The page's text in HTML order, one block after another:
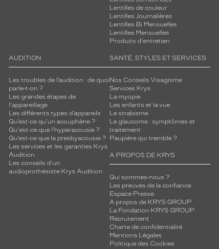
Lentilles de couleur
Lentilles Journalières
Lentilles Bi Mensuelles
Lentilles Mensuelles
Produits d'entretien
AUDITION
Les troubles de l’audition : de quoi
parle-t-on ?
Les grandes étapes de
l'appareillage
Les différents types d’appareils
Qu’est-ce qu'un acouphène ?
Qu'est-ce que l'hyperacousie ?
Qu’est-ce que la presbyacousie ?
Les services et les garanties Krys
Audition
Les conseils d'un
audioprothésiste Krys Audition
SANTÉ, STYLES ET SERVICES
Nos Conseils Visagisme
Services Krys
La myopie
Les enfants et la vue
Le strabisme
Le glaucome : symptômes et
traitement
Paupière qui tremble ?
A PROPOS DE KRYS
Qui sommes-nous ?
Les preuves de la confiance
Espace Presse
A propos de KRYS GROUP
La Fondation KRYS GROUP
Recrutement
Charte de confidentialité
Mentions Légales
Politique des Cookies